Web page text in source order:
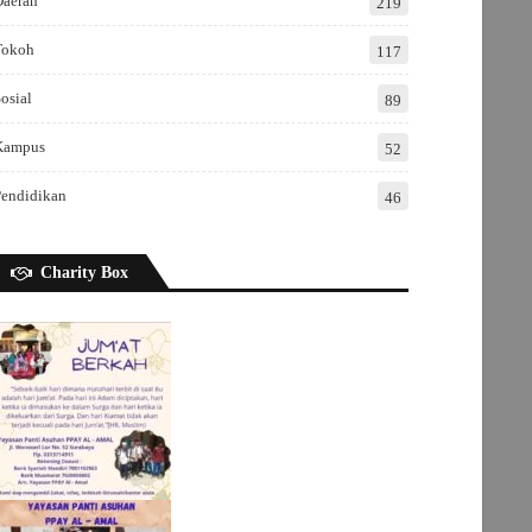
117
89
52
46
Charity Box